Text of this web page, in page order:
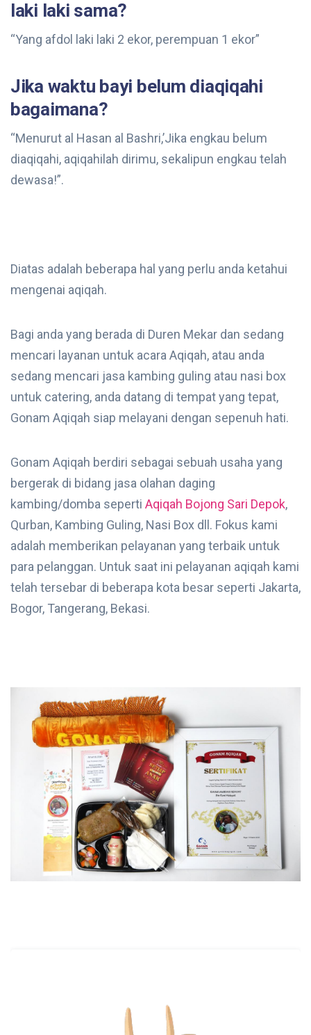
laki laki sama?
“Yang afdol laki laki 2 ekor, perempuan 1 ekor”
Jika waktu bayi belum diaqiqahi
bagaimana?
“Menurut al Hasan al Bashri,’Jika engkau belum
diaqiqahi, aqiqahilah dirimu, sekalipun engkau telah
dewasa!”.
Diatas adalah beberapa hal yang perlu anda ketahui
mengenai aqiqah.
Bagi anda yang berada di Duren Mekar dan sedang
mencari layanan untuk acara Aqiqah, atau anda
sedang mencari jasa kambing guling atau nasi box
untuk catering, anda datang di tempat yang tepat,
Gonam Aqiqah siap melayani dengan sepenuh hati.
Gonam Aqiqah berdiri sebagai sebuah usaha yang
bergerak di bidang jasa olahan daging
kambing/domba seperti Aqiqah Bojong Sari Depok,
Qurban, Kambing Guling, Nasi Box dll. Fokus kami
adalah memberikan pelayanan yang terbaik untuk
para pelanggan. Untuk saat ini pelayanan aqiqah kami
telah tersebar di beberapa kota besar seperti Jakarta,
Bogor, Tangerang, Bekasi.